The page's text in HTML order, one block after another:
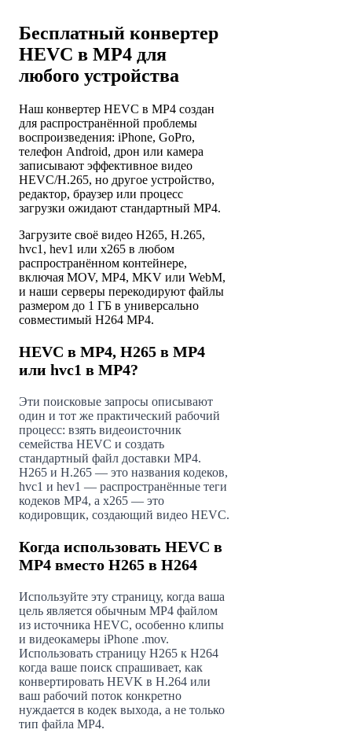
Бесплатный конвертер
HEVC в MP4 для
любого устройства
Наш конвертер HEVC в MP4 создан
для распространённой проблемы
воспроизведения: iPhone, GoPro,
телефон Android, дрон или камера
записывают эффективное видео
HEVC/H.265, но другое устройство,
редактор, браузер или процесс
загрузки ожидают стандартный MP4.
Загрузите своё видео H265, H.265,
hvc1, hev1 или x265 в любом
распространённом контейнере,
включая MOV, MP4, MKV или WebM,
и наши серверы перекодируют файлы
размером до 1 ГБ в универсально
совместимый H264 MP4.
HEVC в MP4, H265 в MP4
или hvc1 в MP4?
Эти поисковые запросы описывают
один и тот же практический рабочий
процесс: взять видеоисточник
семейства HEVC и создать
стандартный файл доставки MP4.
H265 и H.265 — это названия кодеков,
hvc1 и hev1 — распространённые теги
кодеков MP4, а x265 — это
кодировщик, создающий видео HEVC.
Когда использовать HEVC в
MP4 вместо H265 в H264
Используйте эту страницу, когда ваша
цель является обычным MP4 файлом
из источника HEVC, особенно клипы
и видеокамеры iPhone .mov.
Использовать страницу H265 к H264
когда ваше поиск спрашивает, как
конвертировать HEVK в H.264 или
ваш рабочий поток конкретно
нуждается в кодек выхода, а не только
тип файла MP4.